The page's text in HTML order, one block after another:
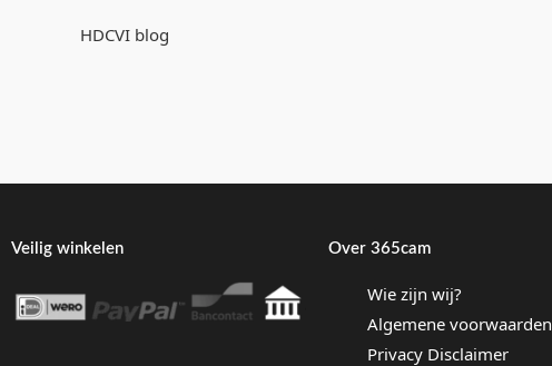
HDCVI blog
Veilig winkelen Over 365cam
Wie zijn wij?
Algemene voorwaarden
Privacy Disclaimer